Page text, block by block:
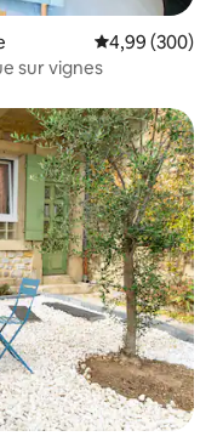
Note
4,99 (300)
sur vignes